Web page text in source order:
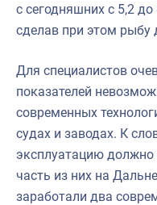
с сегодняшних с 5,2
сделав при этом рыбу
Для специалистов
показателей
современных
судах и заводах. К
эксплуатацию должно
часть из них на
заработали два